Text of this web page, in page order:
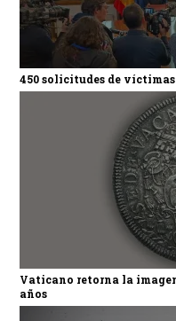
450 solicitudes de víctimas
Vaticano retorna la
años